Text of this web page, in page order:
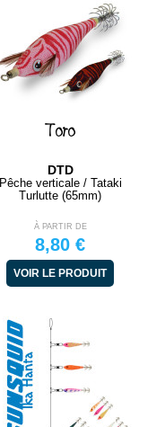
Toro
DTD
Pêche verticale / Tataki
Turlutte (65mm)
À PARTIR DE
8,80 €
VOIR LE PRODUIT